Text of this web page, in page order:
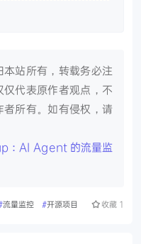
站所有，转载务必注
代表原作者观点，不
所有。如有侵权，请
：AI Agent 的流量监
流量监控 #开源项目 收藏 1